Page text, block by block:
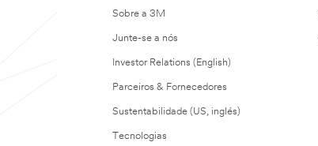
Sobre a 3M
Junte-se a nós
Investor Relations (English)
Parceiros & Fornecedores
Sustentabilidade (US, inglés)
Tecnologias